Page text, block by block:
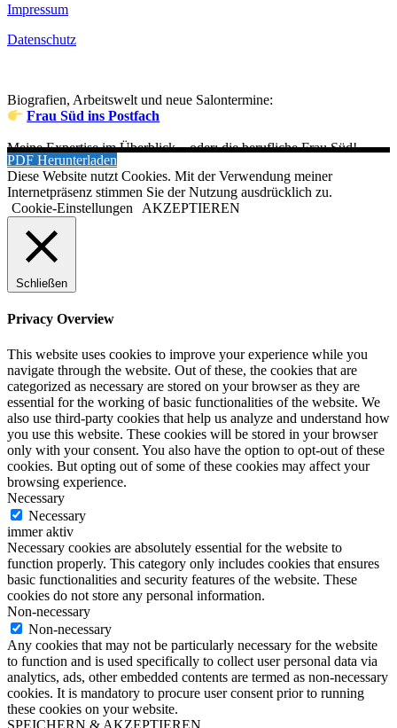
Impressum
Datenschutz
Biografien, Arbeitswelt und neue Salontermine:
Frau Süd ins Postfach
Meine Expertise im Überblick – oder: die berufliche Frau Süd!
PDF Herunterladen
Diese Website nutzt Cookies. Mit der Verwendung meiner
Internetpräsenz stimmen Sie der Nutzung ausdrücklich zu.
Cookie-Einstellungen
AKZEPTIEREN
Schließen
Privacy Overview
This website uses cookies to improve your experience while you
navigate through the website. Out of these, the cookies that are
categorized as necessary are stored on your browser as they are
essential for the working of basic functionalities of the website. We
also use third-party cookies that help us analyze and understand how
you use this website. These cookies will be stored in your browser
only with your consent. You also have the option to opt-out of these
cookies. But opting out of some of these cookies may affect your
browsing experience.
Necessary
Necessary
immer aktiv
Necessary cookies are absolutely essential for the website to
function properly. This category only includes cookies that ensures
basic functionalities and security features of the website. These
cookies do not store any personal information.
Non-necessary
Non-necessary
Any cookies that may not be particularly necessary for the website
to function and is used specifically to collect user personal data via
analytics, ads, other embedded contents are termed as non-necessary
cookies. It is mandatory to procure user consent prior to running
these cookies on your website.
SPEICHERN & AKZEPTIEREN